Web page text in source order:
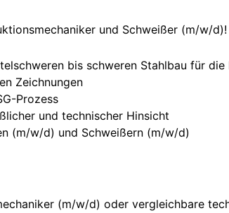
und Schweißer (m/w/
bis schweren Stahlbau für die
Zeichnungen
Prozess
und technischer Hinsicht
(m/w/d) und Schweißern (m/w/d)
(m/w/d) oder vergleichbare